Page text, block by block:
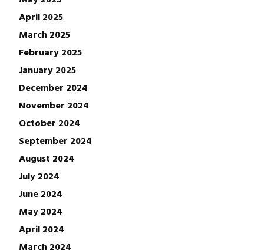
April 2025
March 2025
February 2025
January 2025
December 2024
November 2024
October 2024
September 2024
August 2024
July 2024
June 2024
May 2024
April 2024
March 2024